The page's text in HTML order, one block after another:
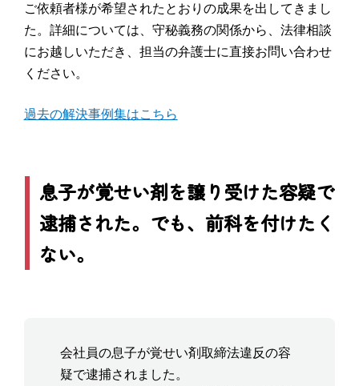
ご依頼者様が希望されたとおりの成果を出してきまし
た。詳細については、守秘義務の関係から、法律相談
にお越しいただき、担当の弁護士に直接お問い合わせ
ください。
過去の解決事例集はこちら
息子が覚せい剤を譲り受けた容疑で
逮捕された。でも、前科を付けたく
ない。
会社員の息子が覚せい剤取締法違反の容
疑で逮捕されました。